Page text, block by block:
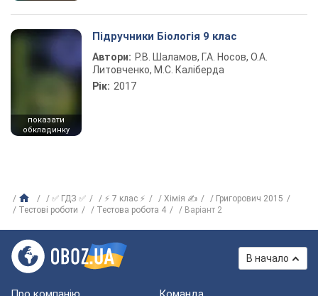
показати
обкладинку
Підручники Біологія 9 клас
Автори: Р.В. Шаламов, Г.А. Носов, О.А.
Литовченко, М.С. Каліберда
Рік: 2017
✅ ГДЗ ✅ ⚡ 7 клас ⚡ Хімія ✍
Григорович 2015
Тестові роботи
Тестова робота 4 Варіант 2
В начало